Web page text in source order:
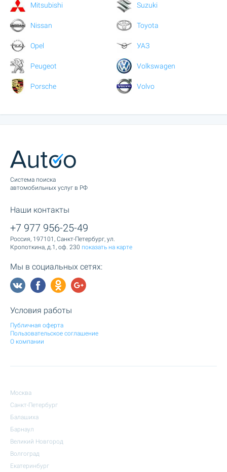
Mitsubishi
Nissan
Opel
Peugeot
Porsche
Suzuki
Toyota
УАЗ
Volkswagen
Volvo
Cистема поиска
автомобильных услуг в РФ
Наши контакты
+7 977 956-25-49
Россия, 197101, Санкт-Петербург, ул.
Кропоткина, д.1, оф. 230 показать на карте
Мы в социальных сетях:
Условия работы
Публичная оферта
Пользовательское соглашение
О компании
Москва
Санкт-Петербург
Балашиха
Барнаул
Великий Новгород
Волгоград
Екатеринбург